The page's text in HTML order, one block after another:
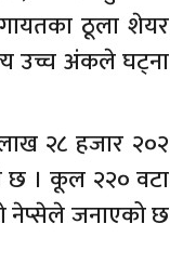
ठूला शेयर
उच्च अंकले घट्ना
२८ हजार २०२
छ । कूल २२० वटा
नेप्सेले जनाएको छ